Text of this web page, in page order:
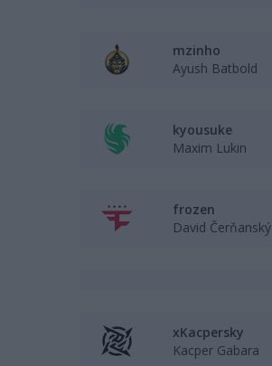
mzinho
Ayush Batbold
kyousuke
Maxim Lukin
frozen
David Čerňanský
xKacpersky
Kacper Gabara